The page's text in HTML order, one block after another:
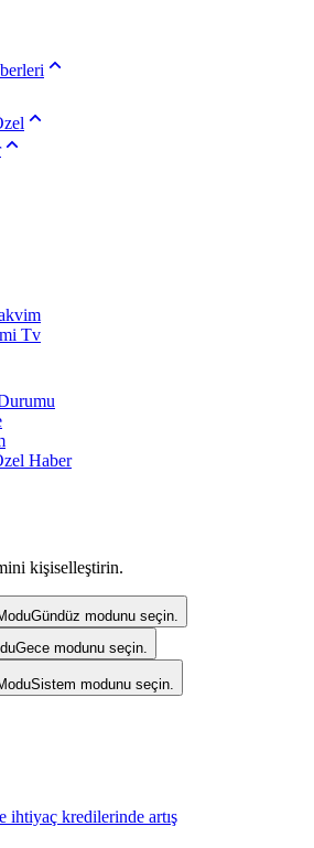
Tv
Haber
kişiselleştirin.
Gündüz modunu seçin.
Gece modunu seçin.
Sistem modunu seçin.
ihtiyaç kredilerinde artış